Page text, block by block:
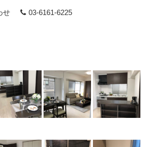
せ 03-6161-6225